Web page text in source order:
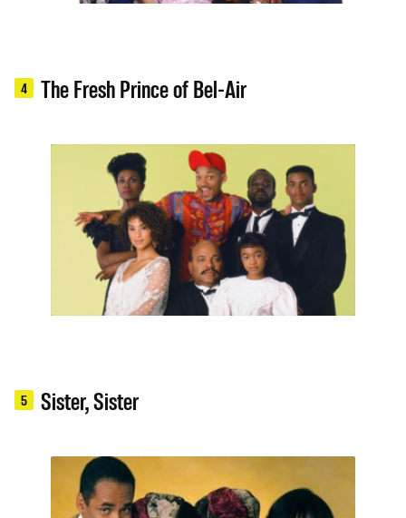
4 The Fresh Prince of Bel-Air
5 Sister, Sister